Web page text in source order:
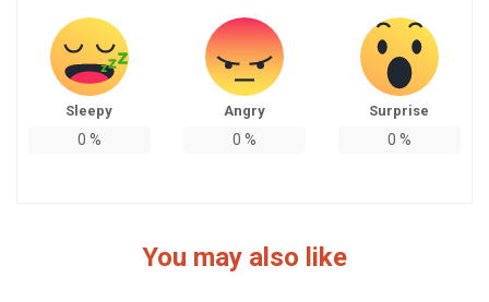
Sleepy
0 %
Angry
0 %
Surprise
0 %
You may also like